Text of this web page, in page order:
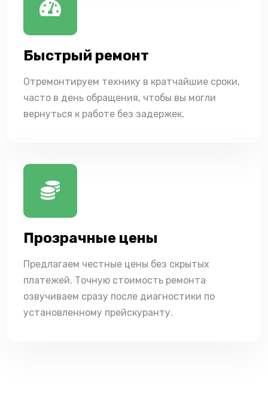
Быстрый ремонт
Отремонтируем технику в кратчайшие сроки,
часто в день обращения, чтобы вы могли
вернуться к работе без задержек.
Прозрачные цены
Предлагаем честные цены без скрытых
платежей. Точную стоимость ремонта
озвучиваем сразу после диагностики по
установленному прейскуранту.